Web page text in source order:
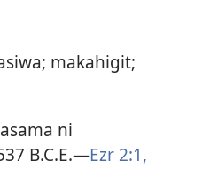
makahigit;
ni
B.C.E.​—Ezr 2:1,